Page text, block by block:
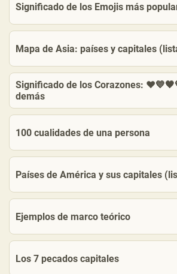
Significado de los Emojis más
Mapa de Asia: países y capitales
Significado de los Corazones:
demás
100 cualidades de una persona
Países de América y sus capitales
Ejemplos de marco teórico
Los 7 pecados capitales